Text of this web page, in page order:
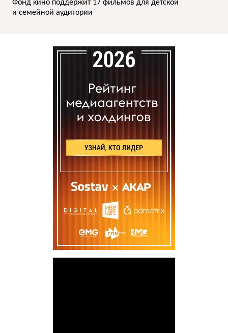
Фонд кино поддержит 17 фильмов для детской
и семейной аудитории